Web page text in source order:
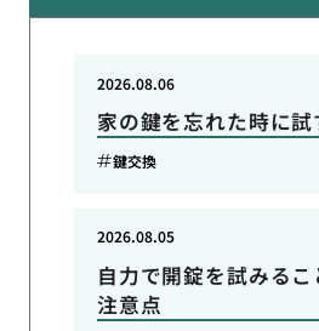
家の鍵を忘れた時に
2026.08.06
鍵交換
自力で開錠を試みる
注意点
2026.08.05